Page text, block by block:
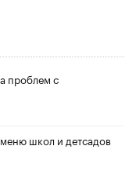
проблем с
школ и детсадов